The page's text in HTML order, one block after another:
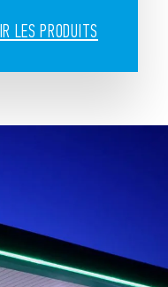
LES PRODUITS